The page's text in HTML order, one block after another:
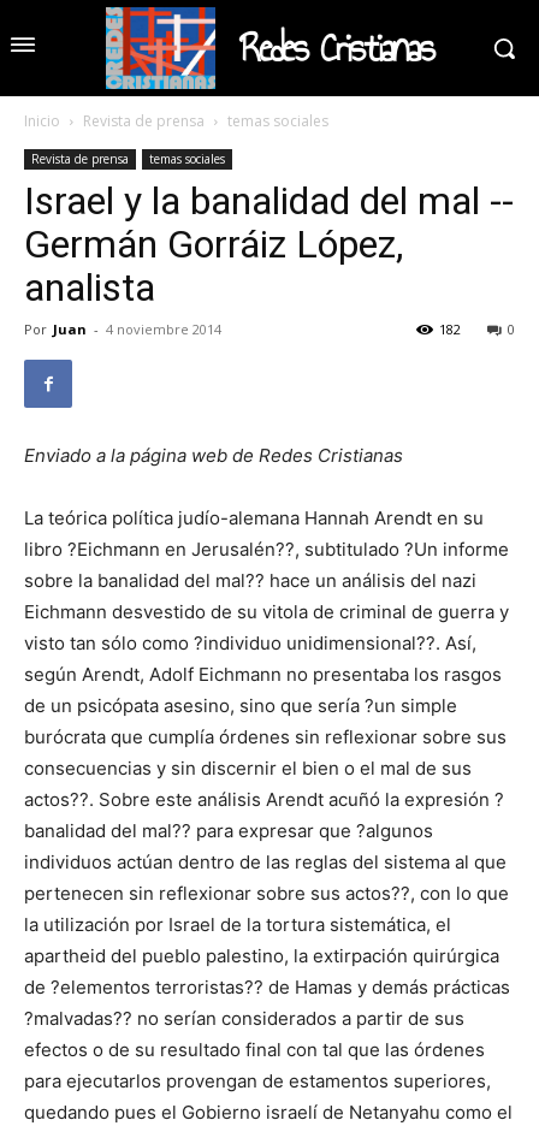
Redes Cristianas
Inicio Revista de prensa temas sociales
Revista de prensa temas sociales
Israel y la banalidad del mal --
Germán Gorráiz López,
analista
Por Juan - 4 noviembre 2014 0
182
Enviado a la página web de Redes Cristianas
La teórica política judío-alemana Hannah Arendt en su
libro ?Eichmann en Jerusalén??, subtitulado ?Un informe
sobre la banalidad del mal?? hace un análisis del nazi
Eichmann desvestido de su vitola de criminal de guerra y
visto tan sólo como ?individuo unidimensional??. Así,
según Arendt, Adolf Eichmann no presentaba los rasgos
de un psicópata asesino, sino que sería ?un simple
burócrata que cumplía órdenes sin reflexionar sobre sus
consecuencias y sin discernir el bien o el mal de sus
actos??. Sobre este análisis Arendt acuñó la expresión ?
banalidad del mal?? para expresar que ?algunos
individuos actúan dentro de las reglas del sistema al que
pertenecen sin reflexionar sobre sus actos??, con lo que
la utilización por Israel de la tortura sistemática, el
apartheid del pueblo palestino, la extirpación quirúrgica
de ?elementos terroristas?? de Hamas y demás prácticas
?malvadas?? no serían considerados a partir de sus
efectos o de su resultado final con tal que las órdenes
para ejecutarlos provengan de estamentos superiores,
quedando pues el Gobierno israelí de Netanyahu como el